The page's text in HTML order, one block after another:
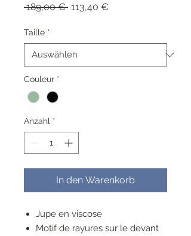
189,00 € Standardpreis
113,40 €
Taille *
Couleur *
Anzahl *
In den Warenkorb
Jupe en viscose
Motif de rayures sur le devant